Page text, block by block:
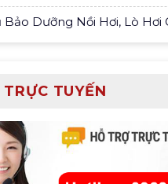
Bảo Dưỡng Nồi Hơi, Lò Hơi
TUYẾN